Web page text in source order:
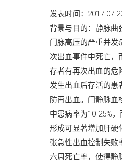
发表时间：2017-07-
背景与目的：静脉曲
门脉高压的严重并发
次出血事件中死亡，
存者有再次出血的危
发生出血后存活的患
防再出血。门静脉血
中患病率为10-25%
形成可显著增加肝硬
张急性出血控制失败
六周死亡率，使得静